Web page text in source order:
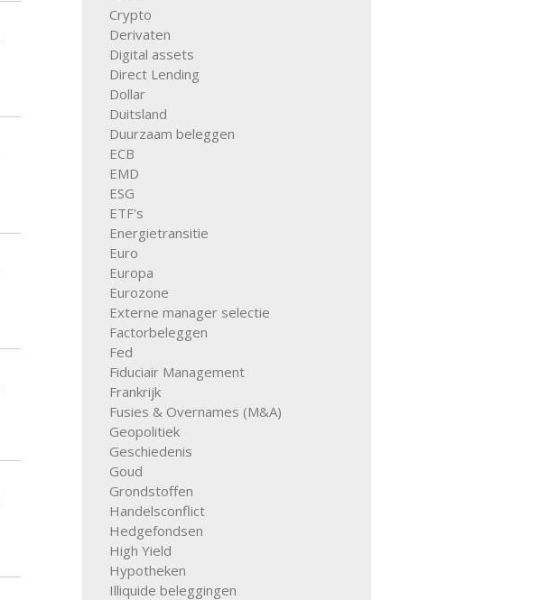
Crypto
Derivaten
Digital assets
Direct Lending
Dollar
Duitsland
Duurzaam beleggen
ECB
EMD
ESG
ETF's
Energietransitie
Euro
Europa
Eurozone
Externe manager selectie
Factorbeleggen
Fed
Fiduciair Management
Frankrijk
Fusies & Overnames (M&A)
Geopolitiek
Geschiedenis
Goud
Grondstoffen
Handelsconflict
Hedgefondsen
High Yield
Hypotheken
Illiquide beleggingen